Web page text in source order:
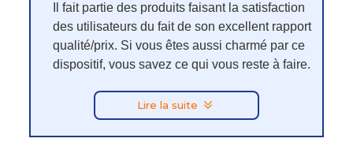
Il fait partie des produits faisant la satisfaction
des utilisateurs du fait de son excellent rapport
qualité/prix. Si vous êtes aussi charmé par ce
dispositif, vous savez ce qui vous reste à faire.
Lire la suite